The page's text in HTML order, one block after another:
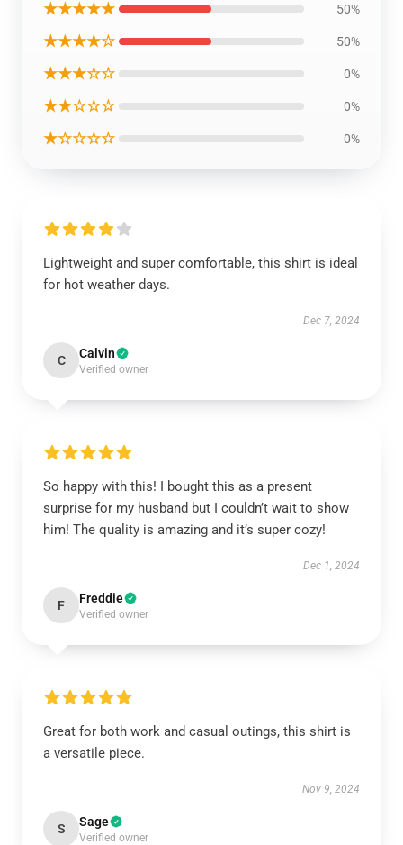
★★★★★ 50%
★★★★☆ 50%
★★★☆☆ 0%
★★☆☆☆ 0%
★☆☆☆☆ 0%
Lightweight and super comfortable, this shirt is ideal
for hot weather days.
Dec 7, 2024
C Calvin
Verified owner
So happy with this! I bought this as a present
surprise for my husband but I couldn’t wait to show
him! The quality is amazing and it’s super cozy!
Dec 1, 2024
F Freddie
Verified owner
Great for both work and casual outings, this shirt is
a versatile piece.
Nov 9, 2024
S Sage
Verified owner